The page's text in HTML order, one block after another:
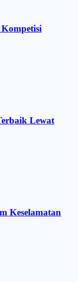
Lewat
Keselamatan